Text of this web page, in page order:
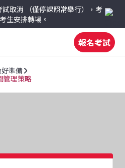
試取消
（僅停課照常舉行），考
生安排轉場。
報名考試
準備
管理策略